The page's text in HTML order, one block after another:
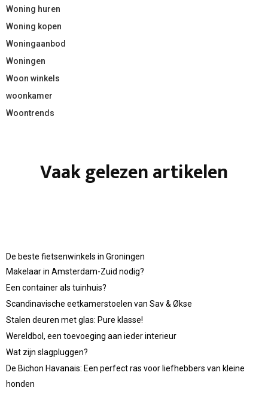
Woning huren
Woning kopen
Woningaanbod
Woningen
Woon winkels
woonkamer
Woontrends
Vaak gelezen artikelen
De beste fietsenwinkels in Groningen
Makelaar in Amsterdam-Zuid nodig?
Een container als tuinhuis?
Scandinavische eetkamerstoelen van Sav & Økse
Stalen deuren met glas: Pure klasse!
Wereldbol, een toevoeging aan ieder interieur
Wat zijn slagpluggen?
De Bichon Havanais: Een perfect ras voor liefhebbers van kleine
honden